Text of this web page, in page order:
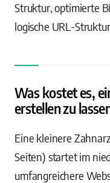
Struktur, optimierte
logische URL-
Was kostet es,
erstellen zu
Eine kleinere
Seiten) startet im
umfangreichere